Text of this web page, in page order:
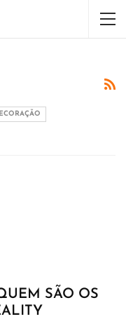
SÃO OS